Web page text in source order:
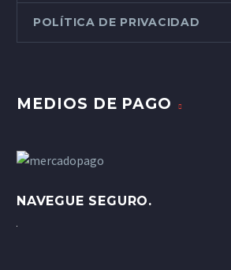
POLÍTICA DE PRIVACIDAD
MEDIOS DE PAGO
NAVEGUE SEGURO.